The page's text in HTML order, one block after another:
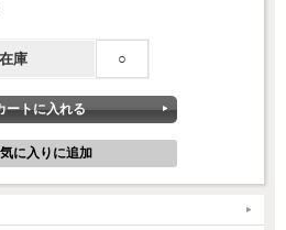
用回数を5割以下、化学肥料の窒素成分
ブランド米である新潟産コシヒカリの
、安全、品質にこだわりました。
係る表示ガイドライン
在庫 ○